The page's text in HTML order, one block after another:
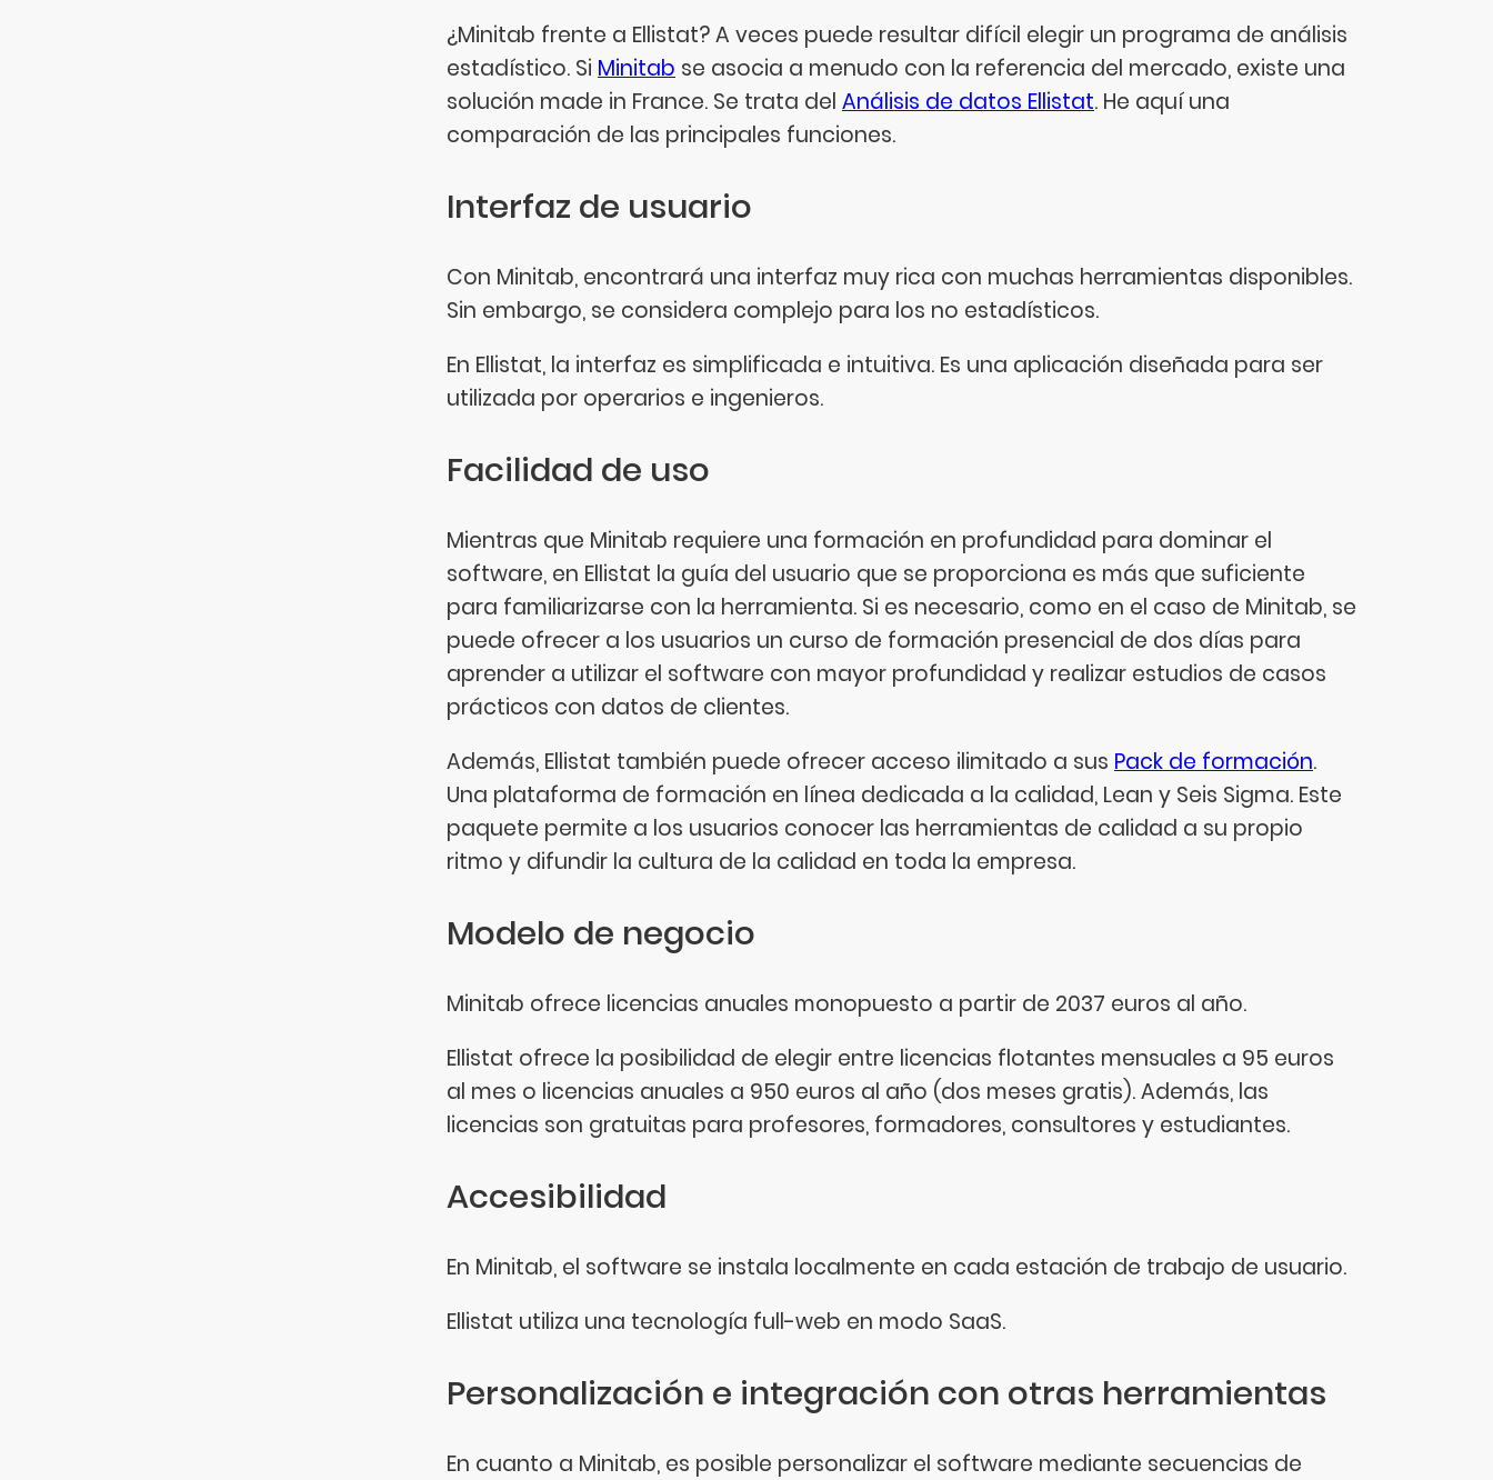
¿Minitab frente a Ellistat? A veces puede resultar difícil elegir un programa de análisis
estadístico. Si Minitab se asocia a menudo con la referencia del mercado, existe una
solución made in France. Se trata del Análisis de datos Ellistat. He aquí una
comparación de las principales funciones.
Interfaz de usuario
Con Minitab, encontrará una interfaz muy rica con muchas herramientas disponibles.
Sin embargo, se considera complejo para los no estadísticos.
En Ellistat, la interfaz es simplificada e intuitiva. Es una aplicación diseñada para ser
utilizada por operarios e ingenieros.
Facilidad de uso
Mientras que Minitab requiere una formación en profundidad para dominar el
software, en Ellistat la guía del usuario que se proporciona es más que suficiente
para familiarizarse con la herramienta. Si es necesario, como en el caso de Minitab, se
puede ofrecer a los usuarios un curso de formación presencial de dos días para
aprender a utilizar el software con mayor profundidad y realizar estudios de casos
prácticos con datos de clientes.
Además, Ellistat también puede ofrecer acceso ilimitado a sus Pack de formación.
Una plataforma de formación en línea dedicada a la calidad, Lean y Seis Sigma. Este
paquete permite a los usuarios conocer las herramientas de calidad a su propio
ritmo y difundir la cultura de la calidad en toda la empresa.
Modelo de negocio
Minitab ofrece licencias anuales monopuesto a partir de 2037 euros al año.
Ellistat ofrece la posibilidad de elegir entre licencias flotantes mensuales a 95 euros
al mes o licencias anuales a 950 euros al año (dos meses gratis). Además, las
licencias son gratuitas para profesores, formadores, consultores y estudiantes.
Accesibilidad
En Minitab, el software se instala localmente en cada estación de trabajo de usuario.
Ellistat utiliza una tecnología full-web en modo SaaS.
Personalización e integración con otras herramientas
En cuanto a Minitab, es posible personalizar el software mediante secuencias de